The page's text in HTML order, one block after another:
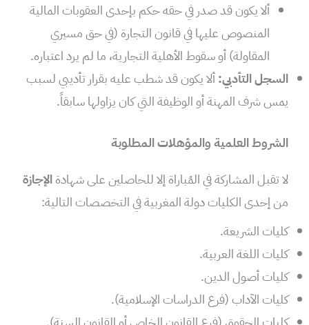
ألا يكون قد صدر في حقه حكم بإحدى العقوبات المالية
المنصوص عليها في قانون التجارة (في حق مسيري
المقاولة) أو سقوط الأهلية التجارية، ما لم يرد اعتباره.
السجل التأدبي:ألا يكون قد شطب عليه بقرار تأديبي لسبب
يمس شرف المهنة أو الوظيفة التي كان يزاولها سابقاً.
الشروط العلمية والمؤهلات المطلوبة
لا تقبل المشاركة في المُباراة إلا للحاصلين على شهادةالإجازة
من إحدى الكليات دولة المغربية في التخصصات التالية:
كليات الشريعة.
كليات اللغة العربية.
كليات أصول الدين.
كليات الآداب (فرع الدراسات الإسلامية).